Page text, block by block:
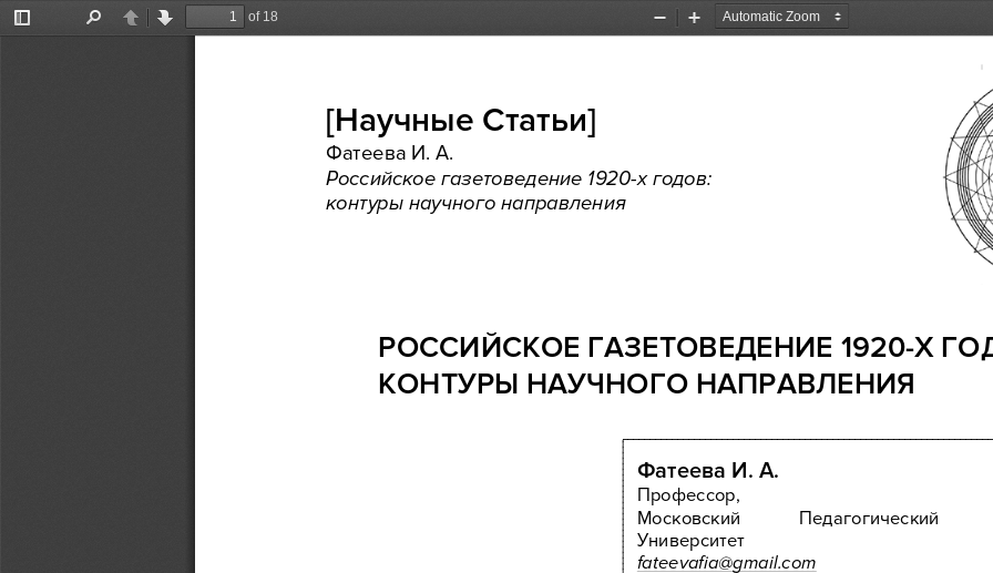
Toggle
PreviousNext
of 18
Zoom
Zoom
[Научные Статьи]
Фатеева И.    А.
Российское газетоведение 1920-х годов:
контуры научного направления
РОССИЙСКОЕ ГАЗЕТОВЕДЕНИЕ 1920-Х
КОНТУРЫ НАУЧНОГО НАПРАВЛЕНИЯ
Фатеева И. А.
Профессор,
Московский Педагогический
Университет
fateevafia@gmail.com